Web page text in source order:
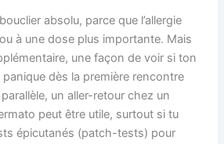
absolu, parce que l’allergie
à une dose plus importante. Mais
une façon de voir si ton
dès la première rencontre
un aller-retour chez un
peut être utile, surtout si tu
épicutanés (patch-tests) pour